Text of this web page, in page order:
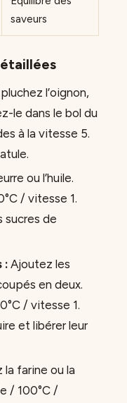
saveurs
l’oignon,
le dans le bol du
à la vitesse 5.
ou l’huile.
/ vitesse 1.
de
:Ajoutez les
en deux.
/ vitesse 1.
et libérer leur
farine ou la
/ 100°C /